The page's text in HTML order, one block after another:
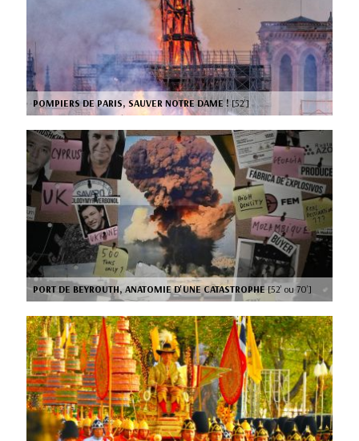
POMPIERS DE PARIS, SAUVER NOTRE DAME ![52’]
PORT DE BEYROUTH, ANATOMIE D'UNE CATASTROPHE[52’ ou 70’]